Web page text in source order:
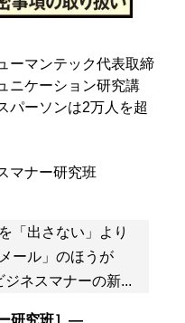
ーマンテック代表取締
ニケーション研究講
パーソンは2万人を超
「出さない」より
メール」のほうが
ジネスマナーの新...
研究班］―